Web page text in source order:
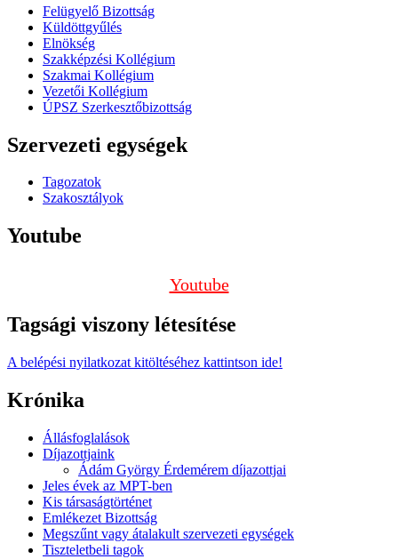
Felügyelő Bizottság
Küldöttgyűlés
Elnökség
Szakképzési Kollégium
Szakmai Kollégium
Vezetői Kollégium
ÚPSZ Szerkesztőbizottság
Szervezeti egységek
Tagozatok
Szakosztályok
Youtube
Youtube
Tagsági viszony létesítése
A belépési nyilatkozat kitöltéséhez kattintson ide!
Krónika
Állásfoglalások
Díjazottjaink
Ádám György Érdemérem díjazottjai
Jeles évek az MPT-ben
Kis társaságtörténet
Emlékezet Bizottság
Megszűnt vagy átalakult szervezeti egységek
Tiszteletbeli tagok